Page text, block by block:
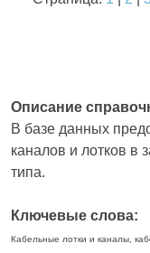
Описание
В базе данных
каналов и лотков в
типа.
Ключевые слова:
Кабельные лотки и каналы,